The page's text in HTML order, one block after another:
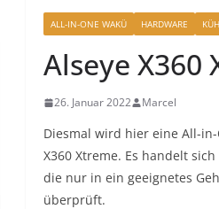
ALL-IN-ONE WAKÜ HARDWARE
Alseye
26. Januar 2022 Marcel
Diesmal wird hier eine All-
X360 Xtreme. Es handelt
die nur in ein geeignetes
überprüft.